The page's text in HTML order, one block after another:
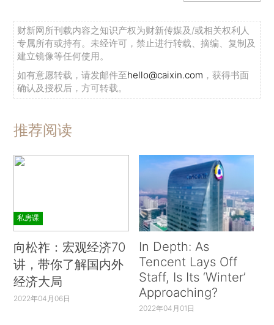
财新网所刊载内容之知识产权为财新传媒及/或相关权利人
专属所有或持有。未经许可，禁止进行转载、摘编、复制及
建立镜像等任何使用。
如有意愿转载，请发邮件至hello@caixin.com ，获得书面
确认及授权后，方可转载。
推荐阅读
私房课
向松祚：宏观经济70
讲，带你了解国内外
经济大局
2022年04月06日
In Depth: As
Tencent Lays Off
Staff, Is Its ‘Winter’
Approaching?
2022年04月01日